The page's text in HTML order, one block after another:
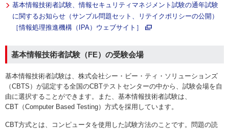
基本情報技術者試験、情報セキュリティマネジメント試験の通年試験
に関するお知らせ（サンプル問題セット、リテイクポリシーの公開）
［情報処理推進機構（IPA）ウェブサイト］
基本情報技術者試験（FE）の受験会場
基本情報技術者試験は、株式会社シー・ビー・ティ・ソリューションズ
（CBTS）が認定する全国のCBTテストセンターの中から、試験会場を自
由に選択することができます。また、基本情報技術者試験は、
CBT（Computer Based Testing）方式を採用しています。
CBT方式とは、コンピュータを使用した試験方法のことです。問題の読